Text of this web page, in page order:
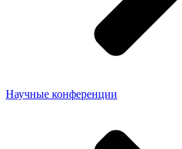
Научные конференции